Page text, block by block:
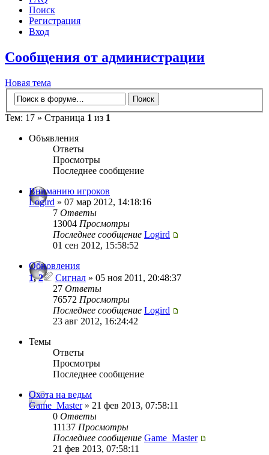
Поиск
Регистрация
Вход
Сообщения от администрации
Новая тема
Тем: 17 » Страница 1 из 1
Объявления
Ответы
Просмотры
Последнее сообщение
Вниманию игроков
Logird » 07 мар 2012, 14:18:16
7 Ответы
13004 Просмотры
Последнее сообщение Logird
01 сен 2012, 15:58:52
Обновления
1,2 Сигнал » 05 ноя 2011, 20:48:37
27 Ответы
76572 Просмотры
Последнее сообщение Logird
23 авг 2012, 16:24:42
Темы
Ответы
Просмотры
Последнее сообщение
Охота на ведьм
Game_Master» 21 фев 2013, 07:58:11
0 Ответы
11137 Просмотры
Последнее сообщение Game_Master
21 фев 2013, 07:58:11